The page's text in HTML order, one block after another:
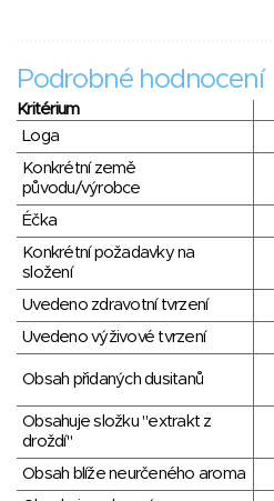
Podrobné hodnocení
Kritérium
Loga
Konkrétní země
původu/výrobce
Éčka
Konkrétní požadavky na
složení
Uvedeno zdravotní tvrzení
Uvedeno výživové tvrzení
Obsah přidaných dusitanů
Obsahuje složku "extrakt z
droždí"
Obsah blíže neurčeného aroma